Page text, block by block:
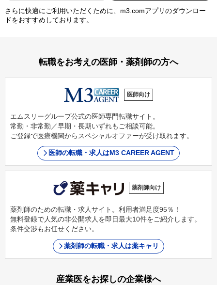
さらに快適にご利⽤いただくために、m3.comアプリのダウンロー
ドをおすすめしております。
転職をお考えの医師・薬剤師の方へ
医師向け
エムスリーグループ公式の医師専門転職サイト。
常勤・非常勤／早期・長期いずれもご相談可能。
ご登録で医療機関からスペシャルオファーが受け取れます。
医師の転職・求人はM3 CAREER AGENT
薬剤師向け
薬剤師のための転職・求人サイト。利用者満足度95％！
無料登録で人気の非公開求人を即日最大10件をご紹介します。
条件交渉もお任せください。
薬剤師の転職・求人は薬キャリ
産業医をお探しの企業様へ